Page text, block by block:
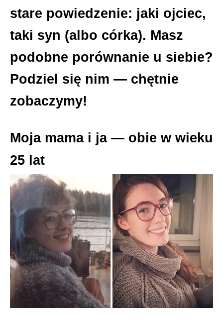
stare powiedzenie: jaki ojciec,
taki syn (albo córka). Masz
podobne porównanie u siebie?
Podziel się nim — chętnie
zobaczymy!
Moja mama i ja — obie w wieku
25 lat